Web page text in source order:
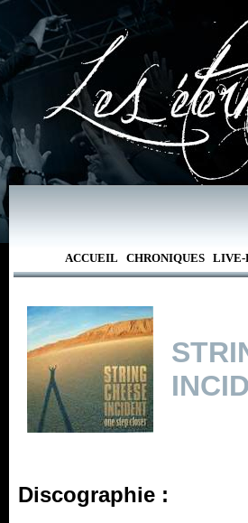
ACCUEIL CHRONIQUES LIVE-
Discographie :